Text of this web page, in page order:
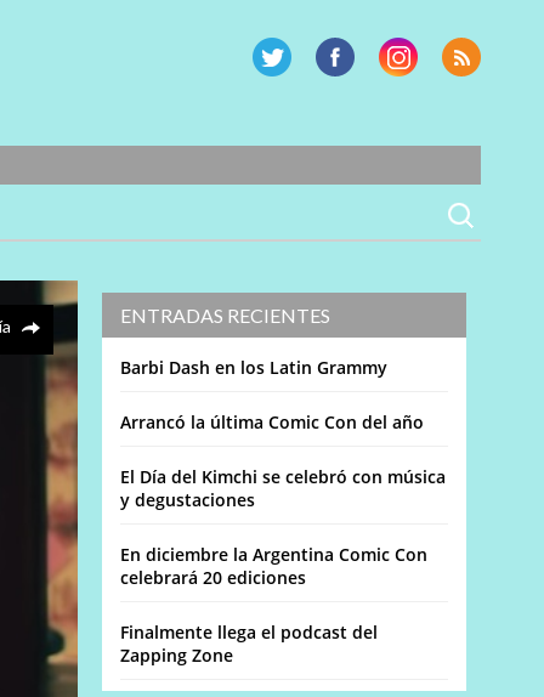
ENTRADAS RECIENTES
Barbi Dash en los Latin Grammy
Arrancó la última Comic Con del año
El Día del Kimchi se celebró con música
y degustaciones
En diciembre la Argentina Comic Con
celebrará 20 ediciones
Finalmente llega el podcast del
Zapping Zone